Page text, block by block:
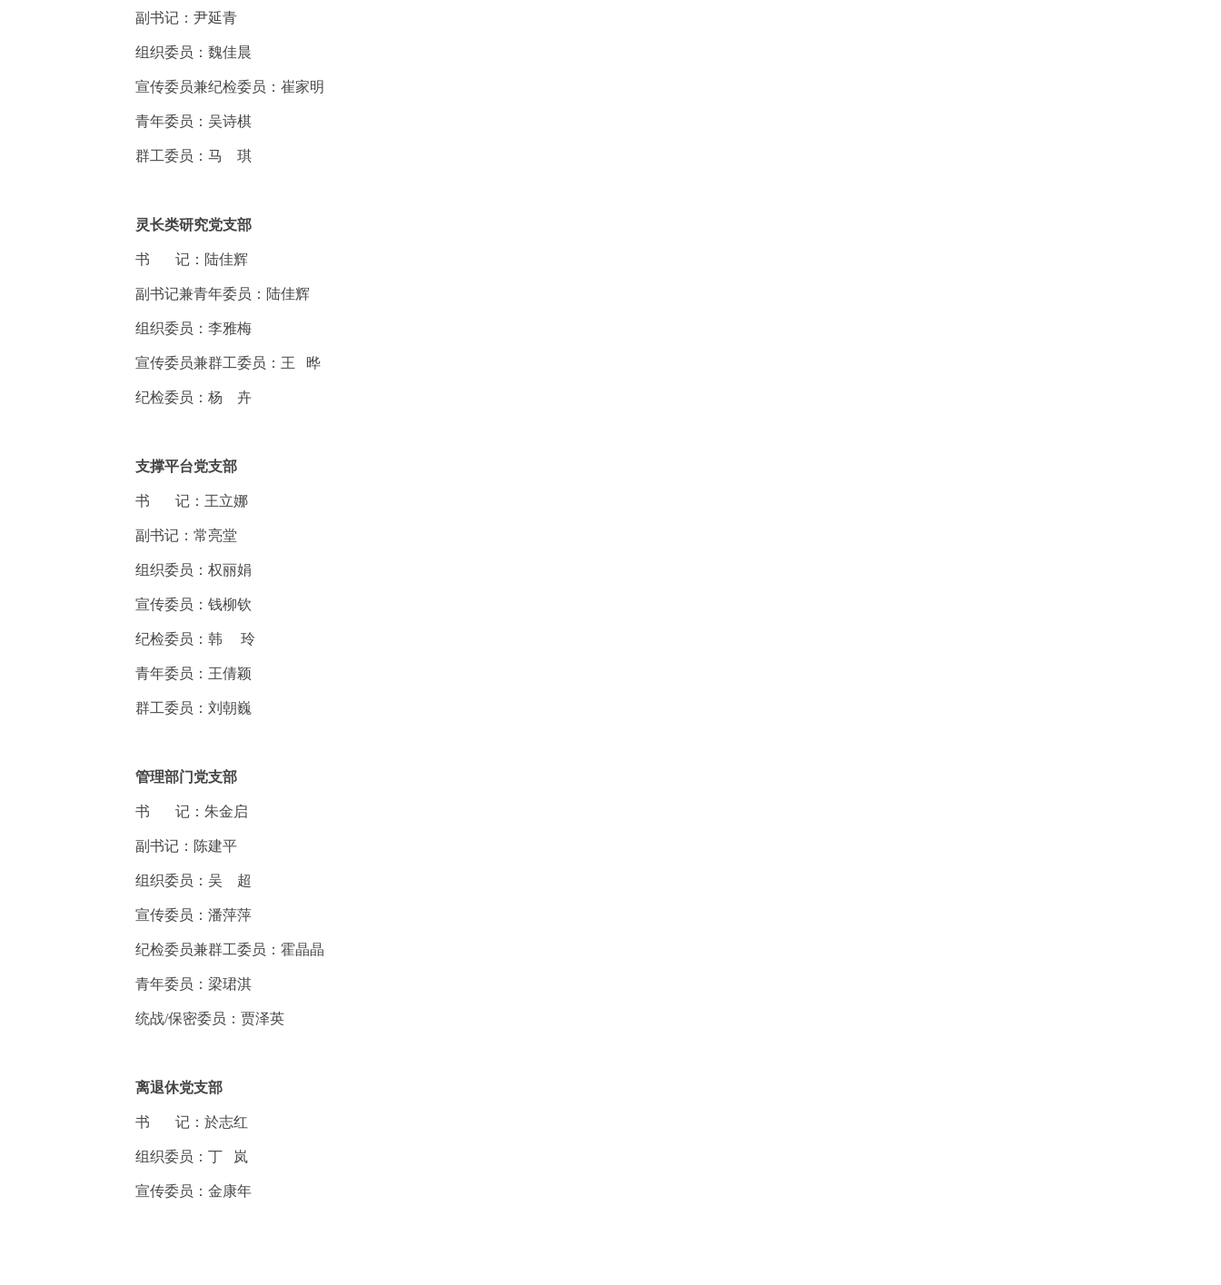
副书记：尹延青
组织委员：魏佳晨
宣传委员兼纪检委员：崔家明
青年委员：吴诗棋
群工委员：马 琪
灵长类研究党支部
书 记：陆佳辉
副书记兼青年委员：陆佳辉
组织委员：李雅梅
宣传委员兼群工委员：王 晔
纪检委员：杨 卉
支撑平台党支部
书 记：王立娜
副书记：常亮堂
组织委员：权丽娟
宣传委员：钱柳钦
纪检委员：韩 玲
青年委员：王倩颖
群工委员：刘朝巍
管理部门党支部
书 记：朱金启
副书记：陈建平
组织委员：吴 超
宣传委员：潘萍萍
纪检委员兼群工委员：霍晶晶
青年委员：梁珺淇
统战/保密委员：贾泽英
离退休党支部
书 记：於志红
组织委员：丁 岚
宣传委员：金康年